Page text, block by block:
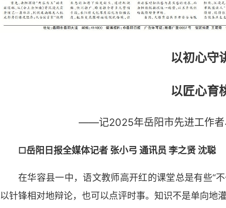
以初心守
以匠心育
——记2025年岳阳市先进工作者
□岳阳日报全媒体记者 张小弓 通讯员 李之贤 沈聪
在华容县一中，语文教师高开红的课堂总是有些“
以针锋相对地辩论，也可以点评时事。知识不是单向地